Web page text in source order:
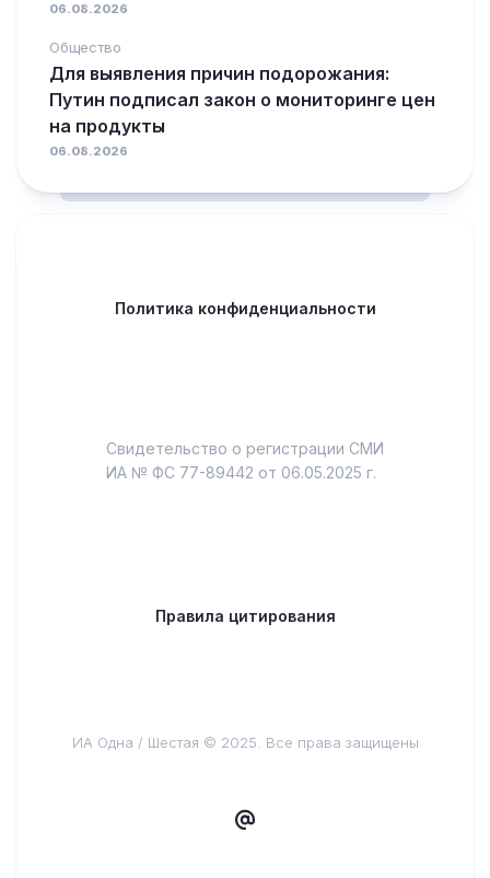
06.08.2026
Общество
Для выявления причин подорожания:
Путин подписал закон о мониторинге цен
на продукты
06.08.2026
Политика конфиденциальности
Свидетельство о регистрации СМИ
ИА № ФС 77-89442 от 06.05.2025 г.
Правила цитирования
ИА Одна / Шестая © 2025. Все права защищены